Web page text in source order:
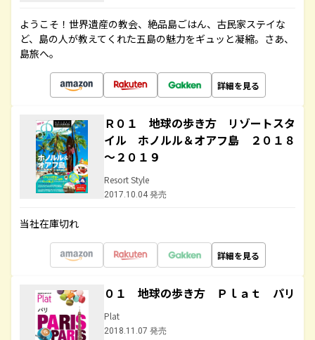
ようこそ！世界遺産の教会、絶品島ごはん、古民家ステイな
ど、島の人が教えてくれた五島の魅力をギュッと凝縮。さあ、
島旅へ。
詳細を見る
Ｒ０１ 地球の歩き方 リゾートスタ
イル ホノルル＆オアフ島 ２０１８
～２０１９
Resort Style
2017.10.04 発売
当社在庫切れ
詳細を見る
０１ 地球の歩き方 Ｐｌａｔ パリ
Plat
2018.11.07 発売